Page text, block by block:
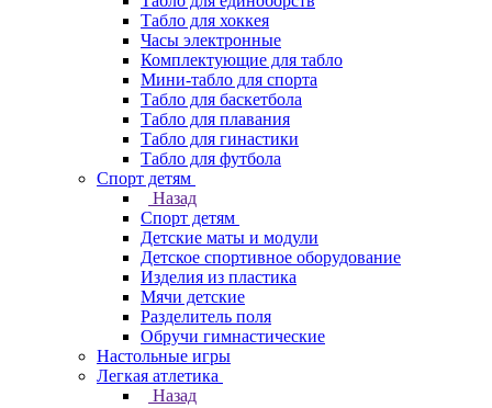
Табло для хоккея
Часы электронные
Комплектующие для табло
Мини-табло для спорта
Табло для баскетбола
Табло для плавания
Табло для гинастики
Табло для футбола
Спорт детям
Назад
Спорт детям
Детские маты и модули
Детское спортивное оборудование
Изделия из пластика
Мячи детские
Разделитель поля
Обручи гимнастические
Настольные игры
Легкая атлетика
Назад